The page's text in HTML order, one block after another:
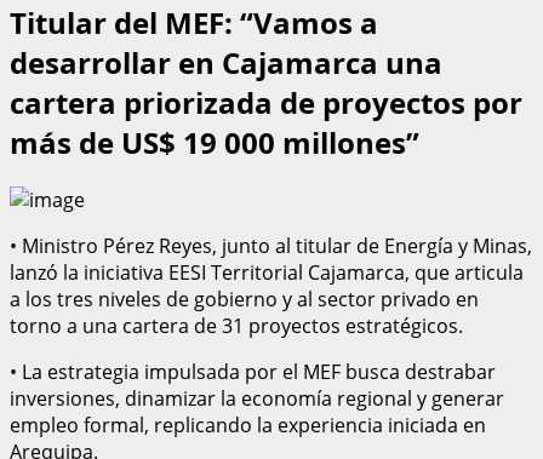
Titular del MEF: “Vamos a
desarrollar en Cajamarca una
cartera priorizada de proyectos por
más de US$ 19 000 millones”
• Ministro Pérez Reyes, junto al titular de Energía y Minas,
lanzó la iniciativa EESI Territorial Cajamarca, que articula
a los tres niveles de gobierno y al sector privado en
torno a una cartera de 31 proyectos estratégicos.
• La estrategia impulsada por el MEF busca destrabar
inversiones, dinamizar la economía regional y generar
empleo formal, replicando la experiencia iniciada en
Arequipa.